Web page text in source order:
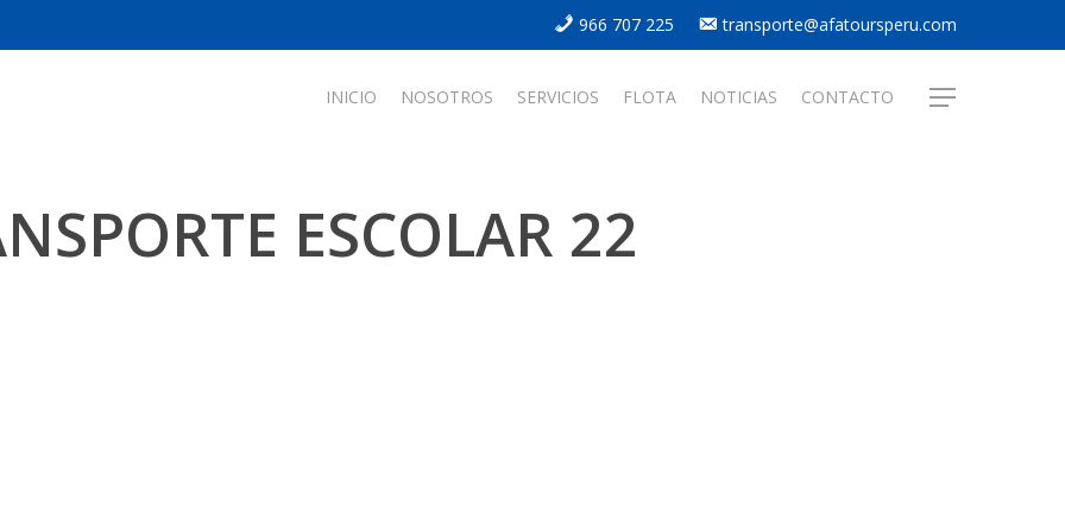
966 707 225 transporte@afatoursperu.com
INICIO NOSOTROS SERVICIOS FLOTA NOTICIAS CONTACTO Menu
ESCOLAR 22